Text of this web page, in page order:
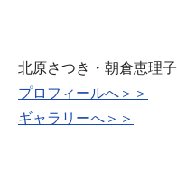
北原さつき・朝倉恵理子
プロフィールへ＞＞
ギャラリーへ＞＞